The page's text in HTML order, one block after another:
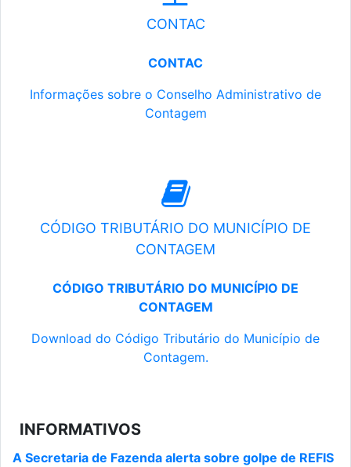
CONTAC
CONTAC
Informações sobre o Conselho Administrativo de
Contagem
CÓDIGO TRIBUTÁRIO DO MUNICÍPIO DE
CONTAGEM
CÓDIGO TRIBUTÁRIO DO MUNICÍPIO DE
CONTAGEM
Download do Código Tributário do Município de
Contagem.
INFORMATIVOS
A Secretaria de Fazenda alerta sobre golpe de REFIS